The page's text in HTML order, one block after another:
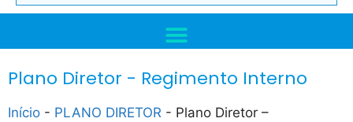
Plano Diretor - Regimento Interno
Início - PLANO DIRETOR - Plano Diretor –